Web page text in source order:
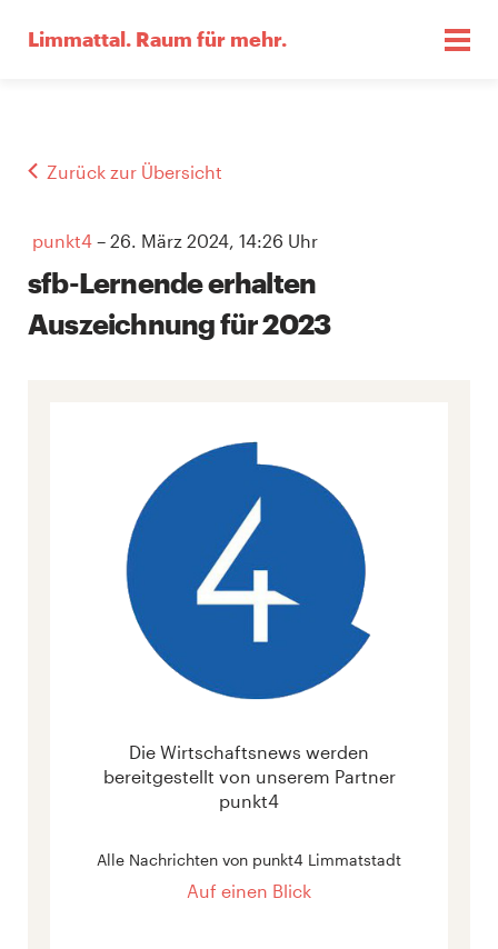
Limmattal. Raum für mehr.
Zurück zur Übersicht
punkt4 – 26. März 2024, 14:26 Uhr
sfb-Lernende erhalten
Auszeichnung für 2023
Die Wirtschaftsnews werden
bereitgestellt von unserem Partner
punkt4
Alle Nachrichten von punkt4 Limmatstadt
Auf einen Blick